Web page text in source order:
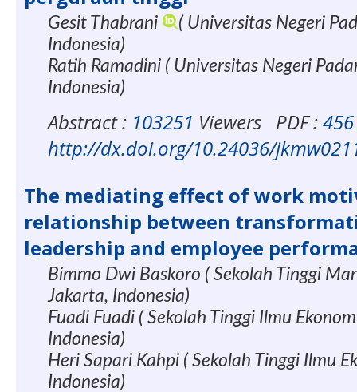
Gesit Thabrani
( Universitas Negeri
Indonesia)
Ratih Ramadini ( Universitas Negeri
Indonesia)
Abstract : 103251 Viewers PDF :456
http://dx.doi.org/10.24036/
The mediating effect of work
relationship between
leadership and employee
Bimmo Dwi Baskoro ( Sekolah Tinggi
Jakarta, Indonesia)
Fuadi Fuadi ( Sekolah Tinggi Ilmu
Indonesia)
Heri Sapari Kahpi ( Sekolah Tinggi Ilmu
Indonesia)